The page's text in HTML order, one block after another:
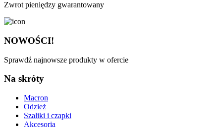
Zwrot pieniędzy gwarantowany
NOWOŚCI!
Sprawdź najnowsze produkty w ofercie
Na skróty
Macron
Odzież
Szaliki i czapki
Akcesoria